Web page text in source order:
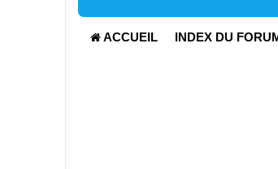
ACCUEIL INDEX DU